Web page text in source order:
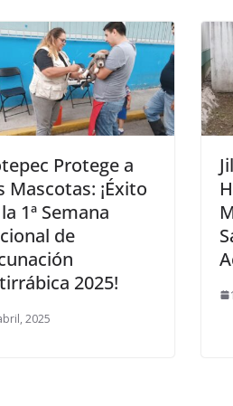
Protege a
Mascotas: ¡Éxito
1ª Semana
de
2025!
2025